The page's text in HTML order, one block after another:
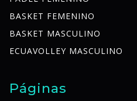
BASKET FEMENINO
BASKET MASCULINO
ECUAVOLLEY MASCULINO
Páginas